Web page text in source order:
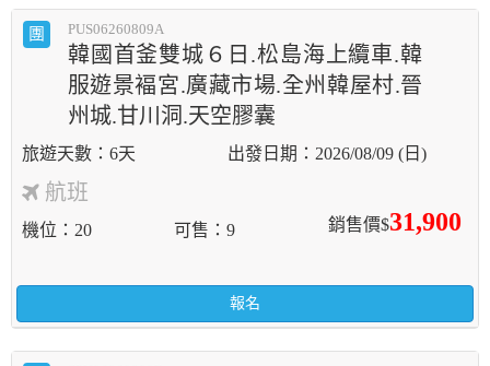
團 PUS06260809A
韓國首釜雙城６日.松島海上纜車.韓
服遊景褔宮.廣藏市場.全州韓屋村.晉
州城.甘川洞.天空膠囊
6天 2026/08/09 (日)
航班
銷售價$31,900
機位 20 可售 9
報名